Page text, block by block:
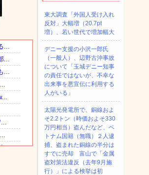
東大調査「外国人受け入れ
反対」大幅増（20.7pt
増）、若い世代で増加幅大
デニー支援の小沢一郎氏
（一般人）、辺野古沖事故
について「玉城デニー知事
の責任ではないが、不幸な
出来事を悪宣伝に利用する
人がいる」
太陽光発電所で、銅線およ
そ2.2トン（時価およそ330
万円相当）盗んだなど、ベ
トナム国籍（無職）２人逮
捕、盗まれた銅線の半分は
すでに売却 富山で「金属
盗対策法違反（去年9月施
行）」による検挙は初